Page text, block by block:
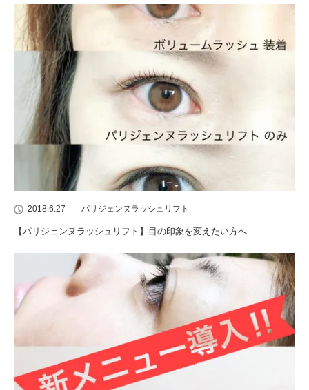
2018.6.27 パリジェンヌラッシュリフト
【パリジェンヌラッシュリフト】目の印象を変えたい方へ